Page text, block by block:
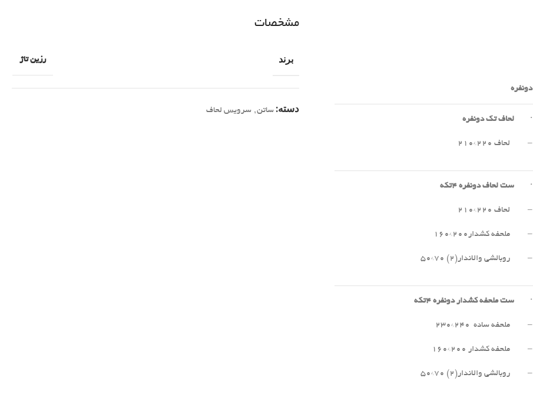
دونفره
· لحاف تک دونفره
– لحاف ۲۲۰*۲۱۰
· ست لحاف دونفره ۴تکه
– لحاف ۲۲۰*۲۱۰
– ملحفه کشدار۲۰۰*۱۶۰
– روبالشی والاندار(۲) ۷۰*۵۰
· ست ملحفه کشدار دونفره ۴تکه
– ملحفه ساده ۲۴۰*۲۳۰
– ملحفه کشدار ۲۰۰*۱۶۰
– روبالشی والاندار(۲) ۷۰*۵۰
مشخصات
برند رزین تاژ
دسته: ساتن, سرویس لحاف